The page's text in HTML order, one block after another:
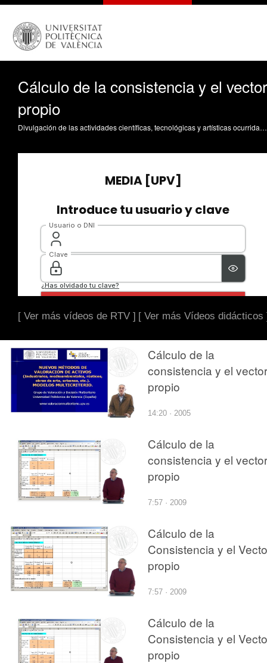
Cálculo de la consistencia y el vector
propio
Divulgación de las actividades científicas, tecnológicas y artísticas ocurridas en los tres campus de la UPV
[ Ver más vídeos de RTV ] [ Ver más Vídeos didácticos
Cálculo de la
consistencia y el vector
propio
14:20 · 2005
Cálculo de la
consistencia y el vector
propio
7:57 · 2009
Cálculo de la
Consistencia y el
propio
7:57 · 2009
Cálculo de la
Consistencia y el
propio